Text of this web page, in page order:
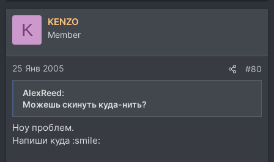
K KENZO
Member
25 Янв 2005 #80
AlexReed:
Можешь скинуть куда-нить?
Ноу проблем.
Напиши куда :smile: